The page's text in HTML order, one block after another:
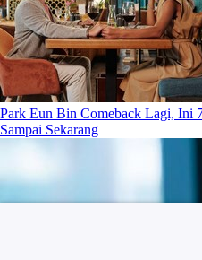
Park Eun Bin Comeback Lagi, Ini
Sampai Sekarang